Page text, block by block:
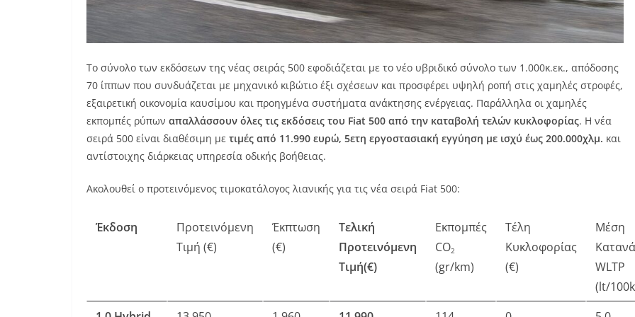
Το σύνολο των εκδόσεων της νέας σειράς 500 εφοδιάζεται με το νέο υβριδικό σύνολο των 1.000κ.εκ., απόδοσης
70 ίππων που συνδυάζεται με μηχανικό κιβώτιο έξι σχέσεων και προσφέρει υψηλή ροπή στις χαμηλές στροφές,
εξαιρετική οικονομία καυσίμου και προηγμένα συστήματα ανάκτησης ενέργειας. Παράλληλα οι χαμηλές
εκπομπές ρύπων απαλλάσσουν όλες τις εκδόσεις του Fiat 500 από την καταβολή τελών κυκλοφορίας. Η νέα
σειρά 500 είναι διαθέσιμη με τιμές από 11.990 ευρώ, 5ετη εργοστασιακή εγγύηση με ισχύ έως 200.000χλμ. και
αντίστοιχης διάρκειας υπηρεσία οδικής βοήθειας.
Ακολουθεί ο προτεινόμενος τιμοκατάλογος λιανικής για τις νέα σειρά Fiat 500:
Έκδοση
Προτεινόμενη
Τιμή (€)
Έκπτωση
(€)
Τελική
Προτεινόμενη
Τιμή(€)
Εκπομπές
CO2
(gr/km)
Τέλη
Κυκλοφορίας
(€)
Μέση
WLTP
(lt/